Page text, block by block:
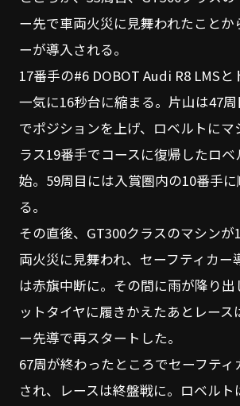
ー先で車両火災に見舞われたことか
ーが導入される。
17番手の#6 DOBOT Audi R8 LMS
一気に16秒台に縮まる。片山は47
でポジションを上げ、ロベルトにマ
ラス19番手でコースに復帰したロ
始。59周目には入賞圏内の10番手
る。
その直後、GT300クラスのマシンが
両火災に見舞われ、セーフティカー
は赤旗中断に。その間に雨が降り出
ットタイヤに履きかえたあとレース
ー先導で再スタートした。
67周が終わったところでセーフテ
され、レースは終盤戦に。ロベルト